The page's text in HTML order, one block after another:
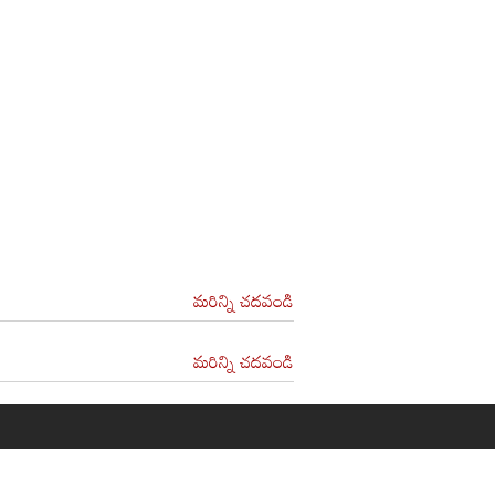
మరిన్ని చదవండి
మరిన్ని చదవండి